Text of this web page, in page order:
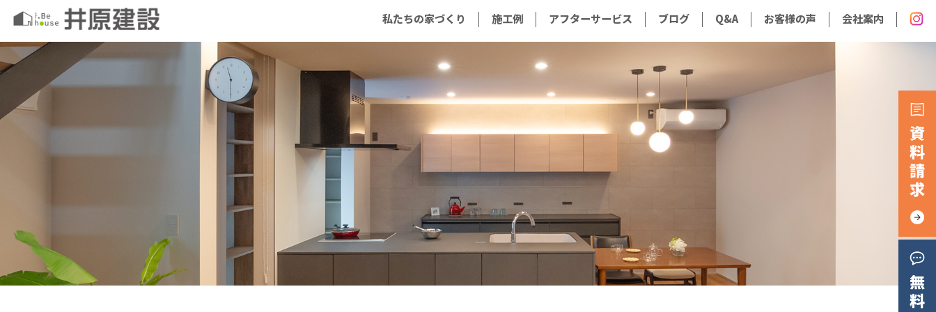
このページの本文へ
私たちの家づくり 施工例 アフターサービス ブログ Q&A お客様の声 会社案内